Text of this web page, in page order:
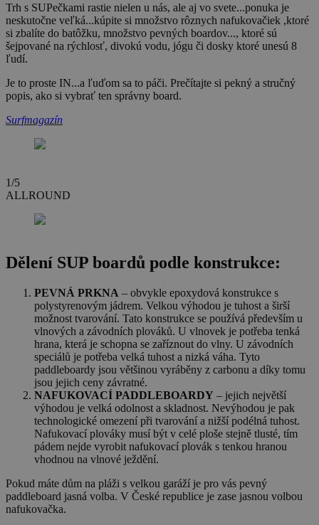
Trh s SUPečkami rastie nielen u nás, ale aj vo svete...ponuka je
neskutočne veľká...kúpite si množstvo rôznych nafukovačiek ,ktoré
si zbalíte do batôžku, množstvo pevných boardov..., ktoré sú
šejpované na rýchlosť, divokú vodu, jógu či dosky ktoré unesú 8
ľudí.
Je to proste IN...a ľuďom sa to páči. Prečítajte si pekný a stručný
popis, ako si vybrať ten správny board.
Surfmagazín
1/5
ALLROUND
Dělení SUP boardů podle konstrukce:
PEVNÁ PRKNA – obvykle epoxydová konstrukce s
polystyrenovým jádrem. Velkou výhodou je tuhost a širší
možnost tvarování. Tato konstrukce se používá především u
vlnových a závodních plováků. U vlnovek je potřeba tenká
hrana, která je schopna se zaříznout do vlny. U závodních
speciálů je potřeba velká tuhost a nizká váha. Tyto
paddleboardy jsou většinou vyráběny z carbonu a díky tomu
jsou jejich ceny závratné.
NAFUKOVACÍ PADDLEBOARDY – jejich největší
výhodou je velká odolnost a skladnost. Nevýhodou je pak
technologické omezení při tvarování a nižší podélná tuhost.
Nafukovací plováky musí být v celé ploše stejně tlusté, tím
pádem nejde vyrobit nafukovací plovák s tenkou hranou
vhodnou na vlnové ježdění.
Pokud máte dům na pláži s velkou garáží je pro vás pevný
paddleboard jasná volba. V České republice je zase jasnou volbou
nafukovačka.